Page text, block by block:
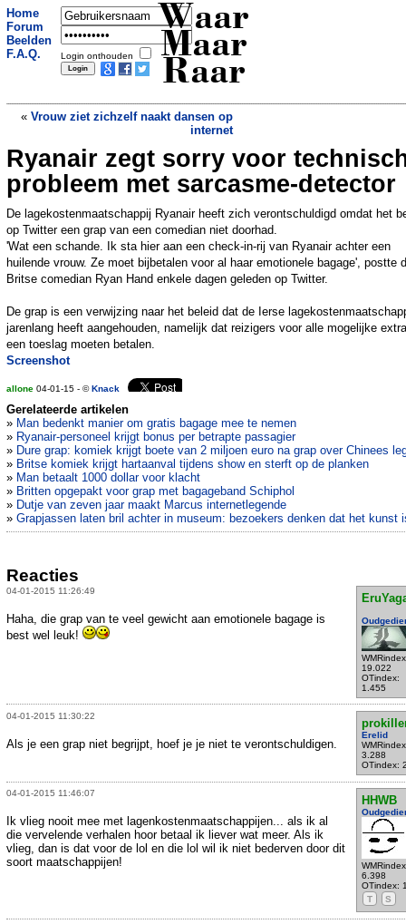
Home
Forum
Beelden
F.A.Q.
Login onthouden
Waar
Maar
Raar
« Vrouw ziet zichzelf naakt dansen op
internet
Cameraman krijgt hete lava over zich
heen»
Ryanair zegt sorry voor
probleem met sarcasme-detector
De lagekostenmaatschappij Ryanair heeft zich verontschuldigd omdat het
op Twitter een grap van een comedian niet doorhad.
'Wat een schande. Ik sta hier aan een check-in-rij van Ryanair achter een
huilende vrouw. Ze moet bijbetalen voor al haar emotionele bagage', postte
Britse comedian Ryan Hand enkele dagen geleden op Twitter.
De grap is een verwijzing naar het beleid dat de Ierse
jarenlang heeft aangehouden, namelijk dat reizigers voor alle mogelijke
een toeslag moeten betalen.
Screenshot
allone 04-01-15 - ©Knack
Gerelateerde artikelen
» Man bedenkt manier om gratis bagage mee te nemen
» Ryanair-personeel krijgt bonus per betrapte passagier
» Dure grap: komiek krijgt boete van 2 miljoen euro na grap over Chinees
» Britse komiek krijgt hartaanval tijdens show en sterft op de planken
» Man betaalt 1000 dollar voor klacht
» Britten opgepakt voor grap met bagageband Schiphol
» Dutje van zeven jaar maakt Marcus internetlegende
» Grapjassen laten bril achter in museum: bezoekers denken dat het kunst
Reacties
04-01-2015 11:26:49
19.022
OTindex:
1.455
Haha, die grap van te veel gewicht aan emotionele bagage is
best wel leuk!
04-01-2015 11:30:22
Erelid
3.288
OTindex:
Als je een grap niet begrijpt, hoef je je niet te verontschuldigen.
04-01-2015 11:46:07
HHWB
6.398
OTindex:
T
S
Ik vlieg nooit mee met lagenkostenmaatschappijen... als ik al
die vervelende verhalen hoor betaal ik liever wat meer. Als ik
vlieg, dan is dat voor de lol en die lol wil ik niet bederven door dit
soort maatschappijen!